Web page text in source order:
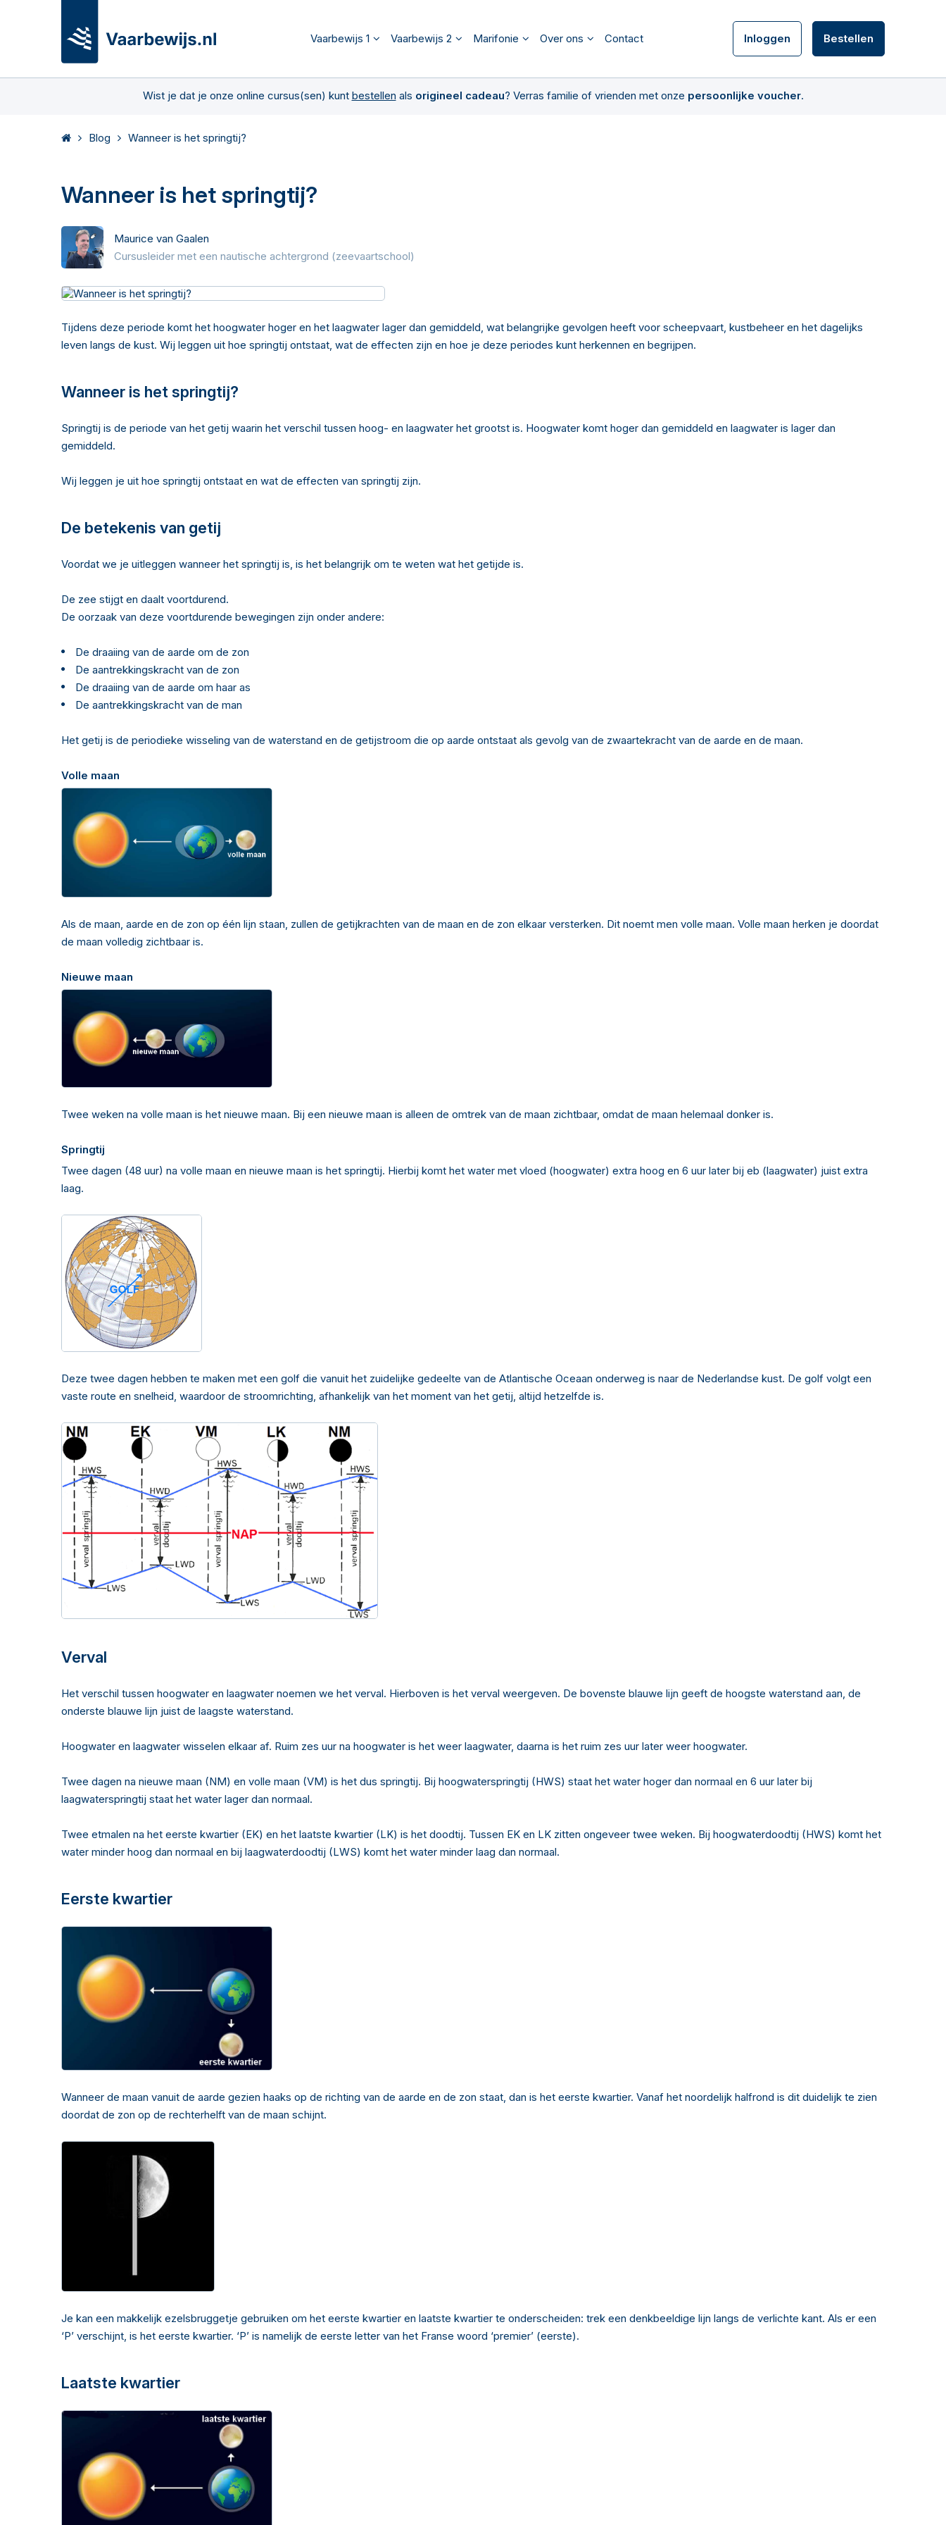
Vaarbewijs 1 Vaarbewijs 2 Marifonie Over ons Contact Inloggen Bestellen
Wist je dat je onze online cursus(sen) kunt bestellen als origineel cadeau? Verras familie of vrienden met onze persoonlijke voucher.
Blog Wanneer is het springtij?
Wanneer is het springtij?
Maurice van Gaalen
Cursusleider met een nautische achtergrond (zeevaartschool)
Tijdens deze periode komt het hoogwater hoger en het laagwater lager dan gemiddeld, wat belangrijke gevolgen heeft voor scheepvaart, kustbeheer en het dagelijks
leven langs de kust. Wij leggen uit hoe springtij ontstaat, wat de effecten zijn en hoe je deze periodes kunt herkennen en begrijpen.
Wanneer is het springtij?
Springtij is de periode van het getij waarin het verschil tussen hoog- en laagwater het grootst is. Hoogwater komt hoger dan gemiddeld en laagwater is lager dan
gemiddeld.
Wij leggen je uit hoe springtij ontstaat en wat de effecten van springtij zijn.
De betekenis van getij
Voordat we je uitleggen wanneer het springtij is, is het belangrijk om te weten wat het getijde is.
De zee stijgt en daalt voortdurend.
De oorzaak van deze voortdurende bewegingen zijn onder andere:
De draaiing van de aarde om de zon
De aantrekkingskracht van de zon
De draaiing van de aarde om haar as
De aantrekkingskracht van de man
Het getij is de periodieke wisseling van de waterstand en de getijstroom die op aarde ontstaat als gevolg van de zwaartekracht van de aarde en de maan.
Volle maan
Als de maan, aarde en de zon op één lijn staan, zullen de getijkrachten van de maan en de zon elkaar versterken. Dit noemt men volle maan. Volle maan herken je doordat
de maan volledig zichtbaar is.
Nieuwe maan
Twee weken na volle maan is het nieuwe maan. Bij een nieuwe maan is alleen de omtrek van de maan zichtbaar, omdat de maan helemaal donker is.
Springtij
Twee dagen (48 uur) na volle maan en nieuwe maan is het springtij. Hierbij komt het water met vloed (hoogwater) extra hoog en 6 uur later bij eb (laagwater) juist extra
laag.
Deze twee dagen hebben te maken met een golf die vanuit het zuidelijke gedeelte van de Atlantische Oceaan onderweg is naar de Nederlandse kust. De golf volgt een
vaste route en snelheid, waardoor de stroomrichting, afhankelijk van het moment van het getij, altijd hetzelfde is.
Verval
Het verschil tussen hoogwater en laagwater noemen we het verval. Hierboven is het verval weergeven. De bovenste blauwe lijn geeft de hoogste waterstand aan, de
onderste blauwe lijn juist de laagste waterstand.
Hoogwater en laagwater wisselen elkaar af. Ruim zes uur na hoogwater is het weer laagwater, daarna is het ruim zes uur later weer hoogwater.
Twee dagen na nieuwe maan (NM) en volle maan (VM) is het dus springtij. Bij hoogwaterspringtij (HWS) staat het water hoger dan normaal en 6 uur later bij
laagwaterspringtij staat het water lager dan normaal.
Twee etmalen na het eerste kwartier (EK) en het laatste kwartier (LK) is het doodtij. Tussen EK en LK zitten ongeveer twee weken. Bij hoogwaterdoodtij (HWS) komt het
water minder hoog dan normaal en bij laagwaterdoodtij (LWS) komt het water minder laag dan normaal.
Eerste kwartier
Wanneer de maan vanuit de aarde gezien haaks op de richting van de aarde en de zon staat, dan is het eerste kwartier. Vanaf het noordelijk halfrond is dit duidelijk te zien
doordat de zon op de rechterhelft van de maan schijnt.
Je kan een makkelijk ezelsbruggetje gebruiken om het eerste kwartier en laatste kwartier te onderscheiden: trek een denkbeeldige lijn langs de verlichte kant. Als er een
‘P’ verschijnt, is het eerste kwartier. ‘P’ is namelijk de eerste letter van het Franse woord ‘premier’ (eerste).
Laatste kwartier